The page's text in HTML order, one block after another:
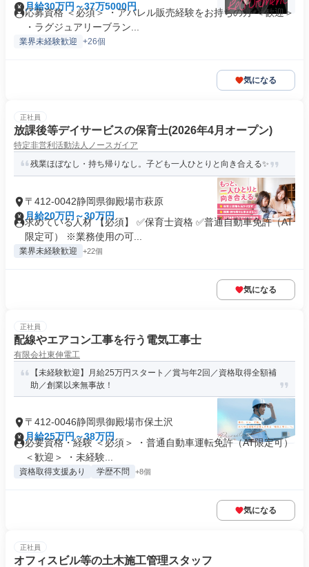
月給30万円～37万5000円
応募資格 ＜必須＞ ・アパレル販売経験をお持ちの方 ＜歓迎＞
・ラグジュアリーブラン...
業界未経験歓迎 +26個
気になる
正社員
放課後等デイサービスの保育士(2026年4月オープン)
特定非営利活動法人ノースガイア
残業ほぼなし・持ち帰りなし。子ども一人ひとりと向き合える✨
〒412-0042静岡県御殿場市萩原
月給20万円～30万円
求めている人材 【必須】 ✅保育士資格 ✅普通自動車免許（AT
限定可） ※業務使用の可...
業界未経験歓迎 +22個
気になる
正社員
配線やエアコン工事を行う電気工事士
有限会社東伸電工
【未経験歓迎】月給25万円スタート／賞与年2回／資格取得全額補
助／創業以来無事故！
〒412-0046静岡県御殿場市保土沢
月給25万円～38万円
必要資格・経験 ＜必須＞ ・普通自動車運転免許（AT限定可）
＜歓迎＞ ・未経験...
資格取得支援あり 学歴不問 +8個
気になる
正社員
オフィスビル等の土木施工管理スタッフ